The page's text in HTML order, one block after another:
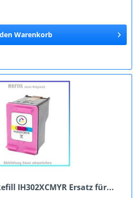
Warenkorb
IH302XCMYR Ersatz für...